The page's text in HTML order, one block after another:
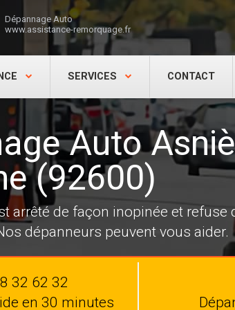
Dépannage Auto
www.assistance-remorquage.fr
SERVICES CONTACT
Auto
(92600)
arrêté de façon inopinée et refuse
dépanneurs peuvent vous aider.
32 62 32
en 30 minutes